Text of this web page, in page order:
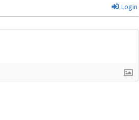
Login